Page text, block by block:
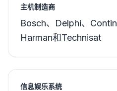
主机制造商
Bosch、Delphi、
Harman和Technisat
信息娱乐系统